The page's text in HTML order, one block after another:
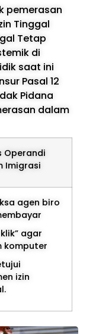
pemerasan
Tinggal
Tetap
di
saat ini
Pasal 12
Pidana
dalam
Operandi
Imigrasi
agen biro
agar
komputer
izin